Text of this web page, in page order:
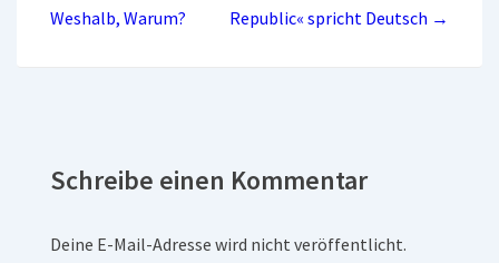
Weshalb, Warum?
Republic« spricht Deutsch →
Schreibe einen Kommentar
Deine E-Mail-Adresse wird nicht veröffentlicht.